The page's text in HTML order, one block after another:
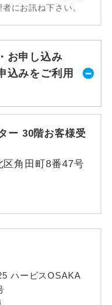
にお訊ね下さい。
お申し込み
込みをご利用
ー 30階お客様受
角田町8番47号
ハービスOSAKA